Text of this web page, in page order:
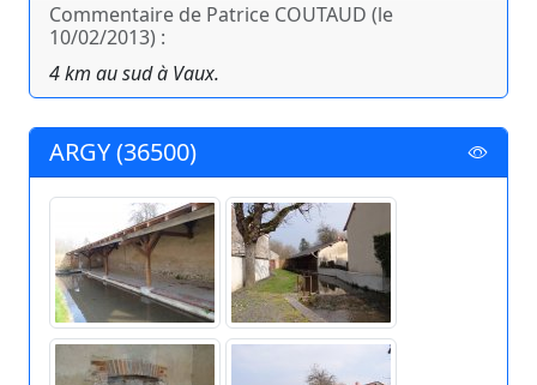
Commentaire de Patrice COUTAUD (le
10/02/2013) :
4 km au sud à Vaux.
ARGY (36500)